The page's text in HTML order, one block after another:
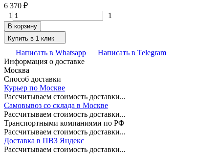
6 370 ₽
1
1
В корзину
Купить в 1 клик
Написать в Whatsapp
Написать в Telegram
Информация о доставке
Москва
Способ доставки
Курьер по Москве
Рассчитываем стоимость доставки...
Самовывоз со склада в Москве
Рассчитываем стоимость доставки...
Транспортными компаниями по РФ
Рассчитываем стоимость доставки...
Доставка в ПВЗ Яндекс
Рассчитываем стоимость доставки...